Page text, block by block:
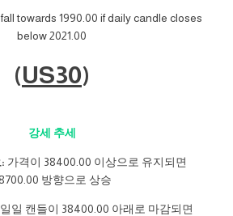
towards 1990.00 if daily candle closes
below 2021.00
(US30)
강세 추세
가격이 38400.00 이상으로 유지되면
방향으로 상승
일일 캔들이 38400.00 아래로 마감되면